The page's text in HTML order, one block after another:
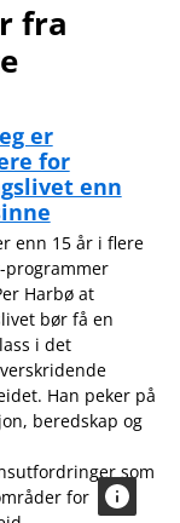
fra
er
for
enn
enn 15 år i flere
programmer
Harbø at
bør få en
i det
Han peker på
beredskap og
som
for